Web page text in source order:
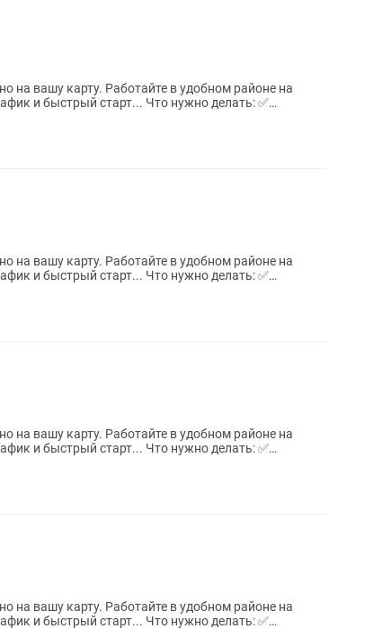
вашу карту. Работайте в удобном районе на
и быстрый старт... Что нужно делать: ✅
вашу карту. Работайте в удобном районе на
и быстрый старт... Что нужно делать: ✅
вашу карту. Работайте в удобном районе на
и быстрый старт... Что нужно делать: ✅
вашу карту. Работайте в удобном районе на
и быстрый старт... Что нужно делать: ✅